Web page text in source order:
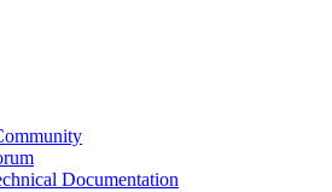
Documentation